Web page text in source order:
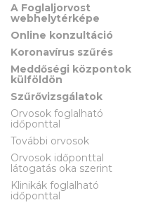
A Foglaljorvost
webhelytérképe
Online konzultáció
Koronavírus szűrés
Meddőségi központok
külföldön
Szűrővizsgálatok
Orvosok foglalható
időponttal
További orvosok
Orvosok időponttal
látogatás oka szerint
Klinikák foglalható
időponttal